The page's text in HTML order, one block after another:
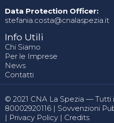
Data Protection Officer:
stefania.costa@cnalaspezia.it
Info Utili
Chi Siamo
Per le Imprese
News
Contatti
© 2021 CNA La Spezia — Tutti
80002920116 | Sovvenzioni
| Privacy Policy | Credits